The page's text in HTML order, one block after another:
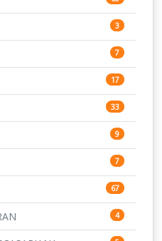
16
15
15
14
14
14
15
219
11
3
7
17
33
9
7
67
4